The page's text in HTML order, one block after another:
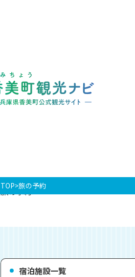
香
美
町
観
光
美
町
公
式
観
光
サ
イ
ト
-
TOP 旅の予約
旅の予約
宿泊施設一覧